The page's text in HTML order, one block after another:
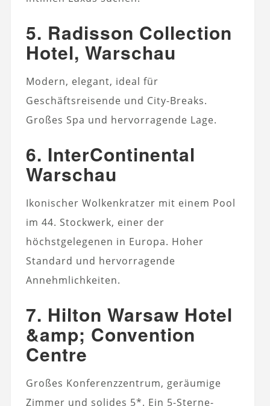
5. Radisson Collection
Hotel, Warschau
Modern, elegant, ideal für
Geschäftsreisende und City-Breaks.
Großes Spa und hervorragende Lage.
6. InterContinental
Warschau
Ikonischer Wolkenkratzer mit einem Pool
im 44. Stockwerk, einer der
höchstgelegenen in Europa. Hoher
Standard und hervorragende
Annehmlichkeiten.
7. Hilton Warsaw Hotel
&amp; Convention
Centre
Großes Konferenzzentrum, geräumige
Zimmer und solides 5*. Ein 5-Sterne-